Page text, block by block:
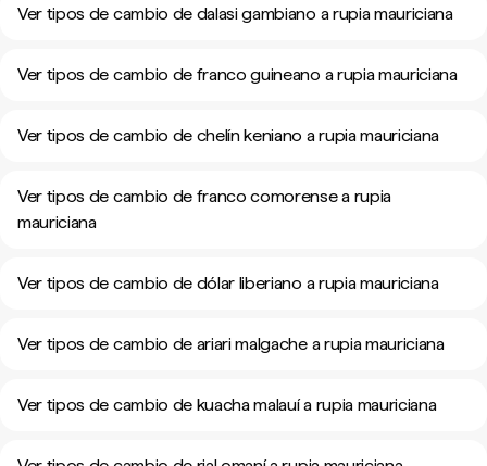
Ver tipos de cambio de dalasi gambiano a rupia mauriciana
Ver tipos de cambio de franco guineano a rupia mauriciana
Ver tipos de cambio de chelín keniano a rupia mauriciana
Ver tipos de cambio de franco comorense a rupia
mauriciana
Ver tipos de cambio de dólar liberiano a rupia mauriciana
Ver tipos de cambio de ariari malgache a rupia mauriciana
Ver tipos de cambio de kuacha malauí a rupia mauriciana